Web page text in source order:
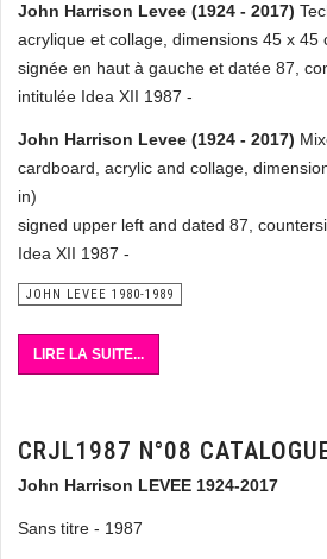
John Harrison Levee (1924 - 2017)
acrylique et collage, dimensions 45 x 45
signée en haut à gauche et datée 87,
intitulée Idea XII 1987 -
John Harrison Levee (1924 - 2017)
cardboard, acrylic and collage,
in)
signed upper left and dated 87,
Idea XII 1987 -
JOHN LEVEE 1980-1989
LIRE LA SUITE...
CRJL1987 N°08
John Harrison LEVEE 1924-2017
Sans titre - 1987